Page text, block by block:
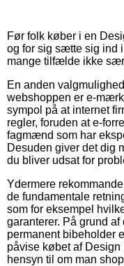
Før folk køber i en
og for sig sætte sig ind
mange tilfælde ikke
En anden
webshoppen er e-
sympol på at internet
regler, foruden at e-
fagmænd som har
Desuden giver det dig
du bliver udsat for
Ydermere
de fundamentale
som for eksempel
garanterer. På grund
permanent bibeholder
påvise købet af
hensyn til om man